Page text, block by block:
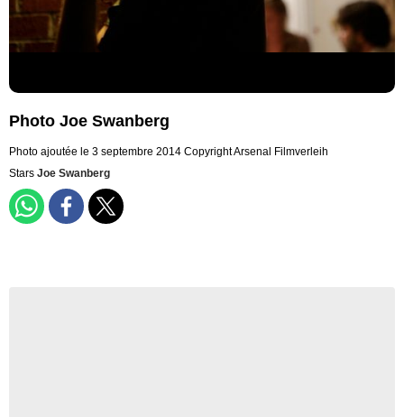
Photo Joe Swanberg
Photo ajoutée le 3 septembre 2014 Copyright Arsenal Filmverleih
Stars Joe Swanberg